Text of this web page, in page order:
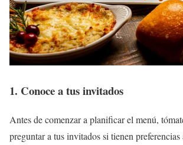
1. Conoce a tus invitados
Antes de comenzar a planificar el menú,
preguntar a tus invitados si tienen